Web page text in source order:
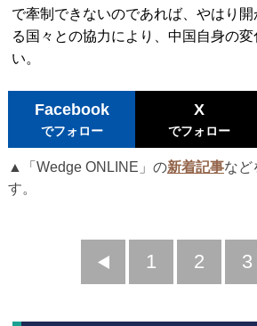
で牽制できないのであれば、やはり
る国々との協力により、中国自身の
い。
Facebook
でフォロー
X
でフォロー
▲「Wedge ONLINE」の新着記事など
す。
前
1 2 3